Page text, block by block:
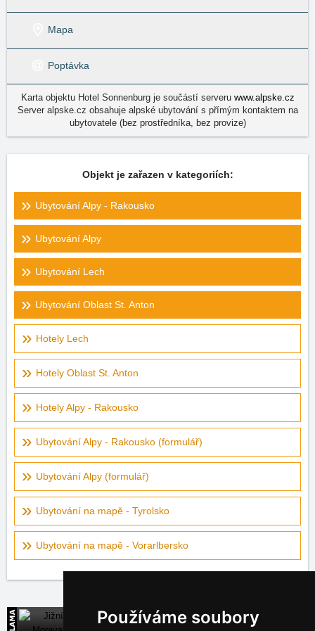
Používáme soubory
Mapa
Poptávka
Karta objektu Hotel Sonnenburg je součástí serveru www.alpske.cz
Server alpske.cz obsahuje alpské ubytování s přímým kontaktem na
ubytovatele (bez prostředníka, bez provize)
Objekt je zařazen v kategoriích:
Ubytování Alpy - Rakousko
Ubytování Alpy
Ubytování Lech
Ubytování Oblast St. Anton
Hotely Lech
Hotely Oblast St. Anton
Hotely Alpy - Rakousko
Ubytování Alpy - Rakousko (formulář)
Ubytování Alpy (formulář)
Ubytování na mapě - Tyrolsko
Ubytování na mapě - Vorarlbersko
Jižní Morava